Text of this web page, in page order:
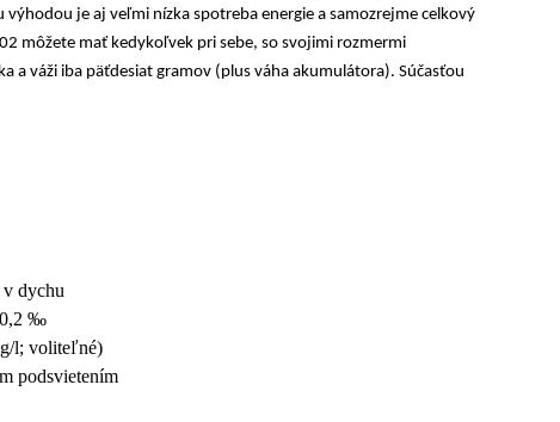
výhodou je aj veľmi nízka spotreba energie a samozrejme celkový
môžete mať kedykoľvek pri sebe, so svojimi rozmermi
a váži iba päťdesiat gramov (plus váha akumulátora). Súčasťou
v dychu
‰
l; voliteľné)
podsvietením